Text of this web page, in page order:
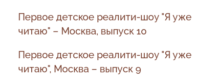
Первое детское реалити-шоу "Я уже
читаю" – Москва, выпуск 10
Первое детское реалити-шоу "Я уже
читаю", Москва – выпуск 9